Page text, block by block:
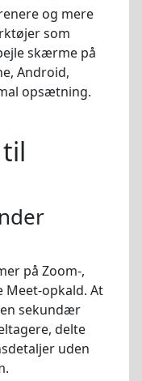
og mere
som
skærme på
Android,
opsætning.
på Zoom-,
Meet-opkald. At
sekundær
delte
uden